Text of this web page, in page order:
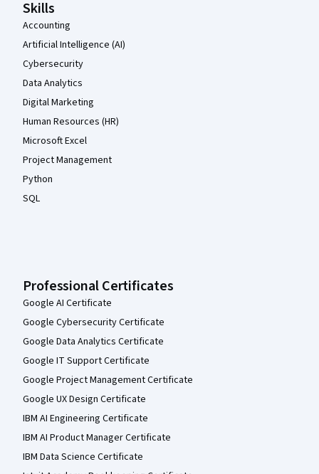
Skills
Accounting
Artificial Intelligence (AI)
Cybersecurity
Data Analytics
Digital Marketing
Human Resources (HR)
Microsoft Excel
Project Management
Python
SQL
Professional Certificates
Google AI Certificate
Google Cybersecurity Certificate
Google Data Analytics Certificate
Google IT Support Certificate
Google Project Management Certificate
Google UX Design Certificate
IBM AI Engineering Certificate
IBM AI Product Manager Certificate
IBM Data Science Certificate